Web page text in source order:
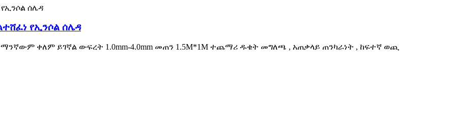
የኢንሶል ሰሌዳ
ቀለም ይገኛል ውፍረት 1.0mm-4.0mm መጠን 1.5M*1M ተጨማሪ ዱቄት መግለጫ , አጠቃላይ ጠንካራነት , ከፍተኛ ወጪ